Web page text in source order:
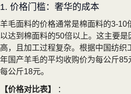
1. 价格门槛：奢华的成本
羊毛面料的价格通常是棉面料的3-10
以达到棉面料的50倍以上。这主要
高，且加工过程复杂。根据中国纺织
年国产羊毛的平均收购价为每公斤
每公斤18元。
【价格对比表】 ：